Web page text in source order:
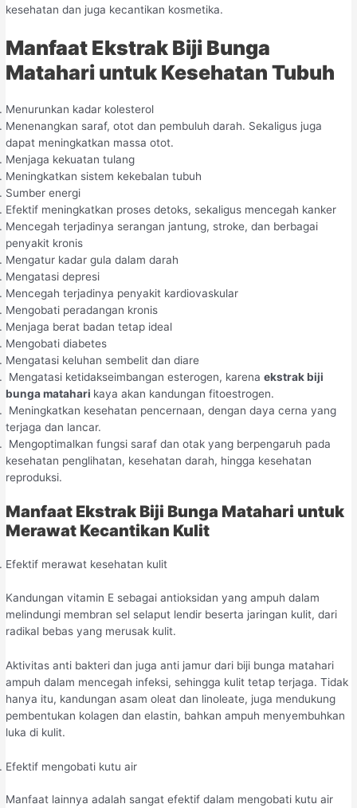
kesehatan dan juga kecantikan kosmetika.
Manfaat Ekstrak Biji Bunga
Matahari untuk Kesehatan Tubuh
Menurunkan kadar kolesterol
Menenangkan saraf, otot dan pembuluh darah. Sekaligus juga
dapat meningkatkan massa otot.
Menjaga kekuatan tulang
Meningkatkan sistem kekebalan tubuh
Sumber energi
Efektif meningkatkan proses detoks, sekaligus mencegah kanker
Mencegah terjadinya serangan jantung, stroke, dan berbagai
penyakit kronis
Mengatur kadar gula dalam darah
Mengatasi depresi
Mencegah terjadinya penyakit kardiovaskular
Mengobati peradangan kronis
Menjaga berat badan tetap ideal
Mengobati diabetes
Mengatasi keluhan sembelit dan diare
Mengatasi ketidakseimbangan esterogen, karenaekstrak biji
bunga matahari kaya akan kandungan fitoestrogen.
Meningkatkan kesehatan pencernaan, dengan daya cerna yang
terjaga dan lancar.
Mengoptimalkan fungsi saraf dan otak yang berpengaruh pada
kesehatan penglihatan, kesehatan darah, hingga kesehatan
reproduksi.
Manfaat Ekstrak Biji Bunga Matahari untuk
Merawat Kecantikan Kulit
Efektif merawat kesehatan kulit
Kandungan vitamin E sebagai antioksidan yang ampuh dalam
melindungi membran sel selaput lendir beserta jaringan kulit, dari
radikal bebas yang merusak kulit.
Aktivitas anti bakteri dan juga anti jamur dari biji bunga matahari
ampuh dalam mencegah infeksi, sehingga kulit tetap terjaga. Tidak
hanya itu, kandungan asam oleat dan linoleate, juga mendukung
pembentukan kolagen dan elastin, bahkan ampuh menyembuhkan
luka di kulit.
Efektif mengobati kutu air
Manfaat lainnya adalah sangat efektif dalam mengobati kutu air